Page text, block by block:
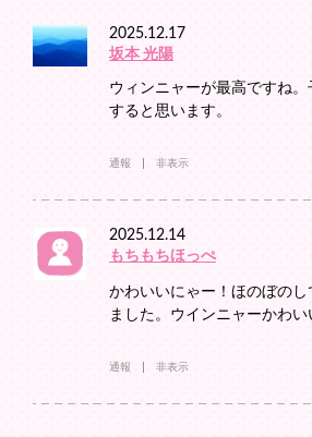
2025.12.17
坂本 光陽
ウィンニャーが最高ですね
すると思います。
通報 非表示
2025.12.14
もちもちほっぺ
かわいいにゃー！ほのぼの
ました。ウインニャーかわい
通報 非表示